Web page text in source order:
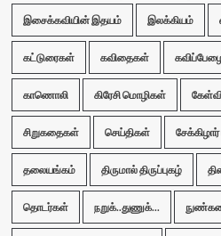
இசைக்கவியின் இதயம் இலக்கியம்
கட்டுரைகள் கவிதைகள்
காணொலி கிரேசி மொழிகள்
சிறுகதைகள் செய்திகள்
தலையங்கம் திருமால் திருப்புகழ்
தொடர்கள் நறுக்..துணுக்...